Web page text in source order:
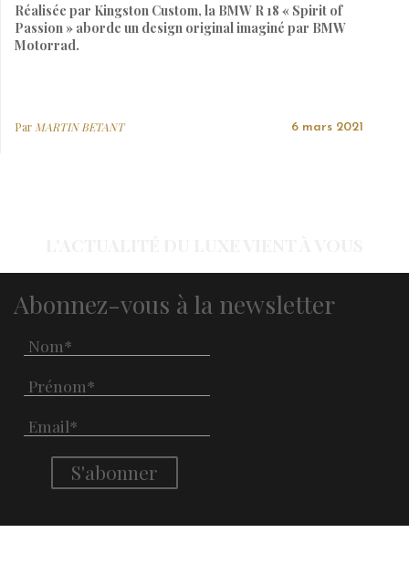
Réalisée par Kingston Custom, la BMW R 18 « Spirit of
Passion » aborde un design original imaginé par BMW
Motorrad.
Par MARTIN BETANT 6 mars 2021
Abonnez-vous à la newsletter